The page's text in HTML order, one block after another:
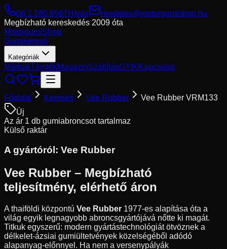
06 1 280 6567Hívás
rendeles@motorgumishop.hu
Megbízható kereskedés 2009 óta
MotorgumiShop
Gumikereső
Kategóriák
MárkákTömlőkMagazinSzállításGYIKKapcsolat
Főoldal Keresés Vee Rubber
Vee Rubber VRM133
Új
Az ár 1 db gumiabroncsot tartalmaz
Külső raktár
A gyártóról: Vee Rubber
Vee Rubber – Megbízható
teljesítmény, elérhető áron
A thaiföldi központú Vee Rubber 1977-es alapítása óta a
világ egyik legnagyobb abroncsgyártójává nőtte ki magát.
Titkuk egyszerű: modern gyártástechnológiát ötvöznek a
délkelet-ázsiai gumiültetvények közelségéből adódó
alapanyag-előnnyel. Ha nem a versenypályák